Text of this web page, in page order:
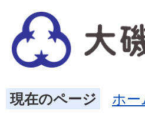
現在のページ ホー